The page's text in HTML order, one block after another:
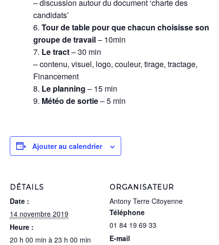
– discussion autour du document ‘charte des
candidats’
Tour de table pour que chacun choisisse son
groupe de travail– 10min
Le tract– 30 min
– contenu, visuel, logo, couleur, tirage, tractage,
Financement
Le planning – 15 min
Météo de sortie– 5 min
Ajouter au calendrier
DÉTAILS
Date :
14 novembre 2019
Heure :
20 h 00 min à 23 h 00 min
ORGANISATEUR
Antony Terre Citoyenne
Téléphone
01 84 19 69 33
E-mail